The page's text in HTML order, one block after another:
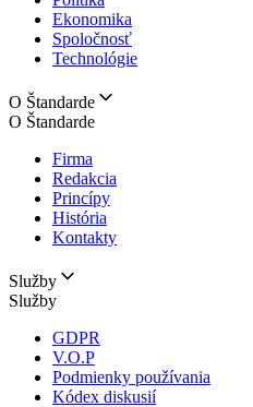
Ekonomika
Spoločnosť
Technológie
O Štandarde
O Štandarde
Firma
Redakcia
Princípy
História
Kontakty
Služby
Služby
GDPR
V.O.P
Podmienky používania
Kódex diskusií